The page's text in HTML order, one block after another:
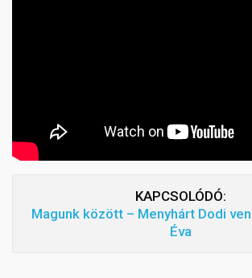
KAPCSOLÓDÓ:
Magunk között – Menyhárt Dodi
Éva